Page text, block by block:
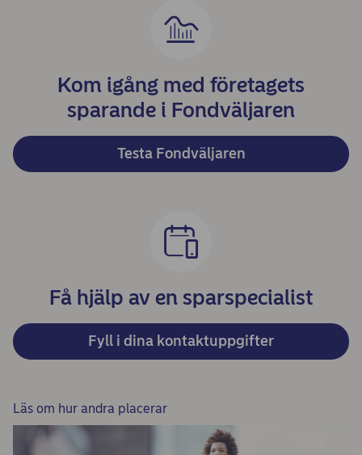
Kom igång med företagets
sparande i Fondväljaren
Testa Fondväljaren
Få hjälp av en sparspecialist
Fyll i dina kontaktuppgifter
Läs om hur andra placerar